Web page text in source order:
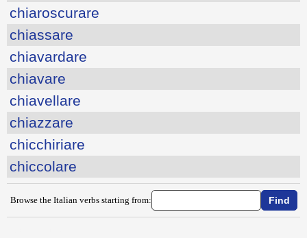
chiaroscurare
chiassare
chiavardare
chiavare
chiavellare
chiazzare
chicchiriare
chiccolare
Browse the Italian verbs starting from: